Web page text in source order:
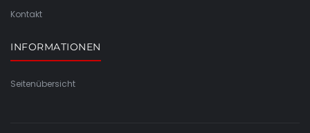
Kontakt
INFORMATIONEN
Seitenübersicht